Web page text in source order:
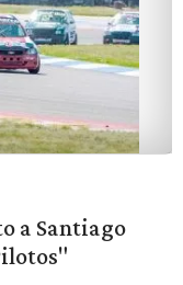
a Santiago